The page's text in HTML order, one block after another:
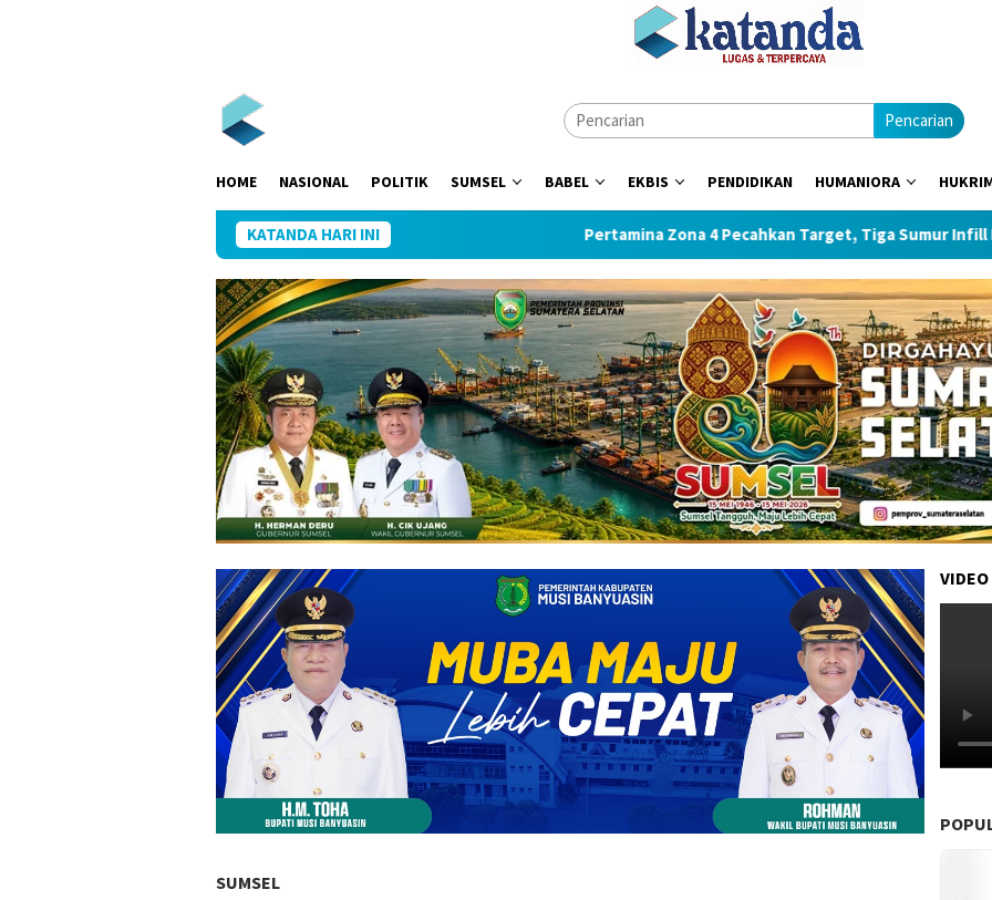
Pencarian
HOME NASIONAL POLITIK SUMSEL BABEL EKBIS PENDIDIKAN HUMANIORA
KATANDA HARI INI Pertamina Zona 4 Pecahkan Target, Tiga Sumur Infill Hasilkan
SUMSEL
VIDEO